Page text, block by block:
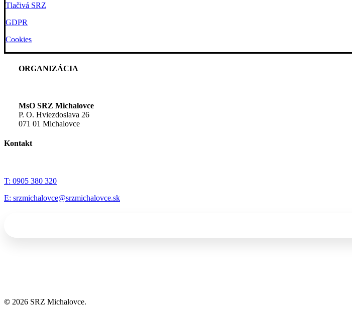
Tlačivá SRZ
GDPR
Cookies
ORGANIZÁCIA
MsO SRZ Michalovce
P. O. Hviezdoslava 26
071 01 Michalovce
Kontakt
T: 0905 380 320
E: srzmichalovce@srzmichalovce.sk
© 2026 SRZ Michalovce.